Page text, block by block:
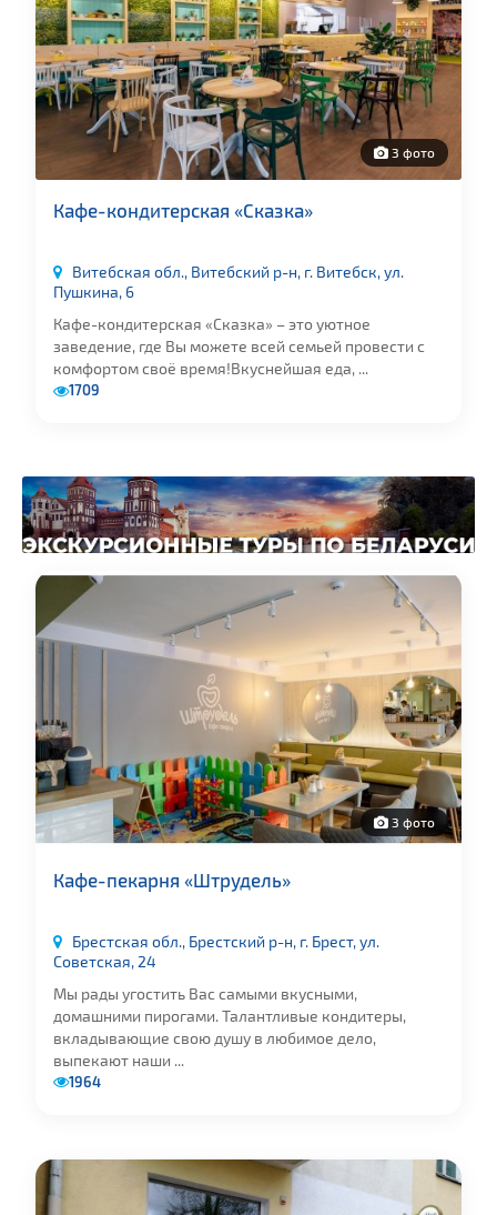
3 фото
Кафе-кондитерская «Сказка»
Витебская обл., Витебский р-н, г. Витебск, ул.
Пушкина, 6
Кафе-кондитерская «Сказка» – это уютное
заведение, где Вы можете всей семьей провести с
комфортом своё время!Вкуснейшая еда, ...
1709
3 фото
Кафе-пекарня «Штрудель»
Брестская обл., Брестский р-н, г. Брест, ул.
Советская, 24
Мы рады угостить Вас самыми вкусными,
домашними пирогами. Талантливые кондитеры,
вкладывающие свою душу в любимое дело,
выпекают наши ...
1964